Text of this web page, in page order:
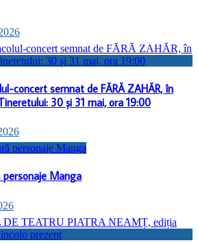
concert semnat de FĂRĂ ZAHĂR, în
30 și 31 mai, ora 19:00
Manga